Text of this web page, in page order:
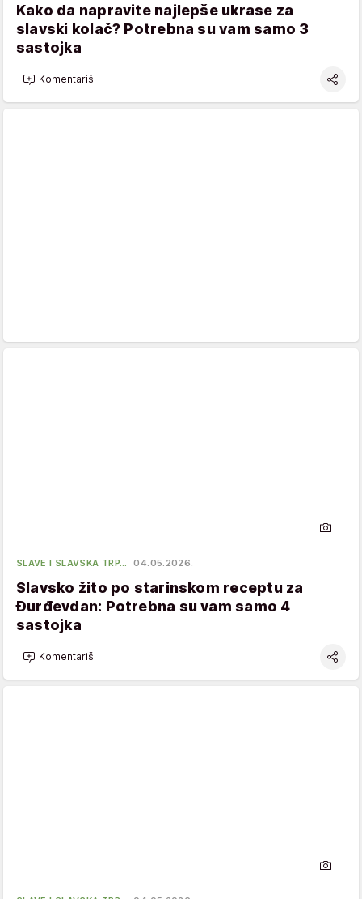
Kako da napravite najlepše ukrase za
slavski kolač? Potrebna su vam samo 3
sastojka
Komentariši
SLAVE I SLAVSKA TRP… 04.05.2026.
Slavsko žito po starinskom receptu za
Đurđevdan: Potrebna su vam samo 4
sastojka
Komentariši